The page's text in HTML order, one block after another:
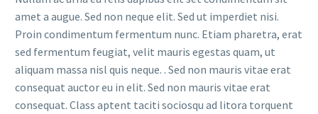
amet a augue. Sed non neque elit. Sed ut imperdiet nisi.
Proin condimentum fermentum nunc. Etiam pharetra, erat
sed fermentum feugiat, velit mauris egestas quam, ut
aliquam massa nisl quis neque. . Sed non mauris vitae erat
consequat auctor eu in elit. Sed non mauris vitae erat
consequat. Class aptent taciti sociosqu ad litora torquent